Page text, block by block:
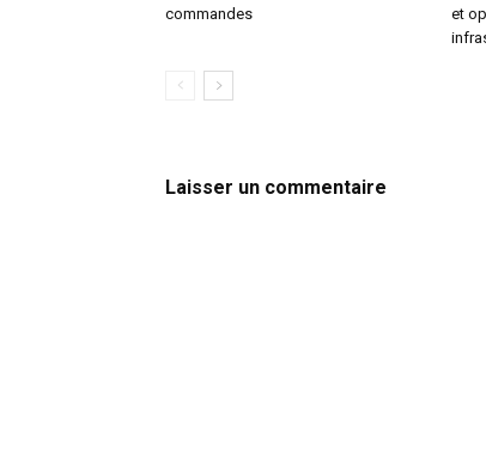
commandes
et
Laisser un commentaire